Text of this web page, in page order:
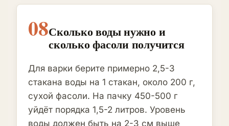
08Сколько воды нужно и
сколько фасоли получится
Для варки берите примерно 2,5-3
стакана воды на 1 стакан, около 200 г,
сухой фасоли. На пачку 450-500 г
уйдёт порядка 1,5-2 литров. Уровень
воды должен быть на 2-3 см выше